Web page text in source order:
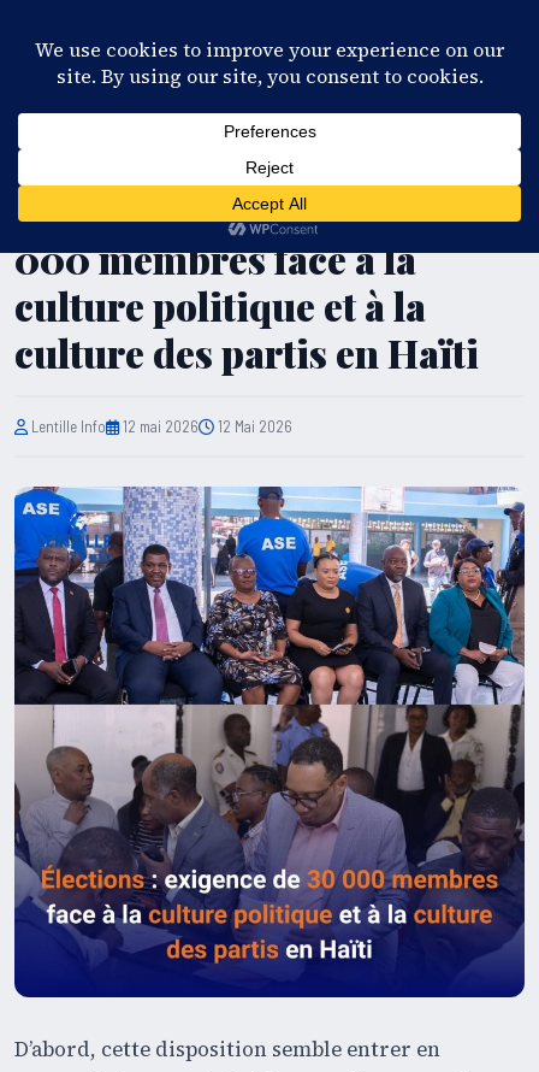
Élections : exigence de 30
000 membres face à la
culture politique et à la
culture des partis en Haïti
Lentille Info 12 mai 2026 12 Mai 2026
D’abord, cette disposition semble entrer en